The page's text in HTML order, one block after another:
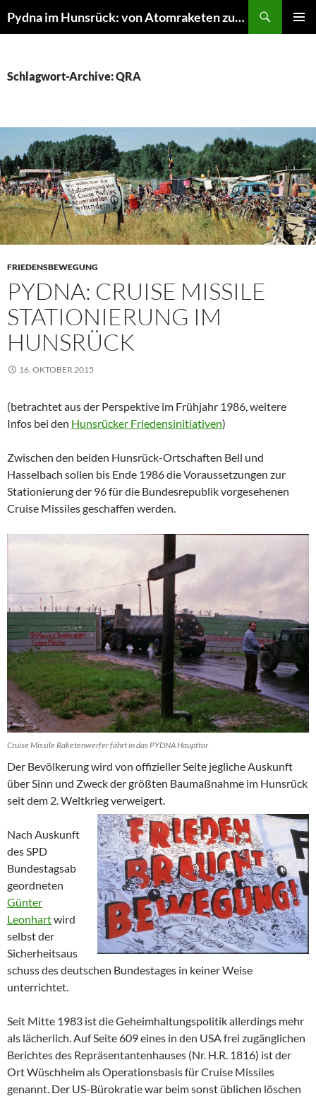
Pydna im Hunsrück: von Atomraketen zur NATURE ONE
Schlagwort-Archive: QRA
FRIEDENSBEWEGUNG
PYDNA: CRUISE MISSILE
STATIONIERUNG IM
HUNSRÜCK
16. OKTOBER 2015
(betrachtet aus der Perspektive im Frühjahr 1986, weitere
Infos bei den Hunsrücker Friedensinitiativen)
Zwischen den beiden Hunsrück-Ortschaften Bell und
Hasselbach sollen bis Ende 1986 die Voraussetzungen zur
Stationierung der 96 für die Bundesrepublik vorgesehenen
Cruise Missiles geschaffen werden.
Cruise Missile Raketenwerfer fährt in das PYDNA Haupttor
Der Bevölkerung wird von offizieller Seite jegliche Auskunft
über Sinn und Zweck der größten Baumaßnahme im Hunsrück
seit dem 2. Weltkrieg verweigert.
Nach Auskunft
des SPD
Bundestagsab
geordneten
Günter
Leonhartwird
selbst der
Sicherheitsaus
schuss des deutschen Bundestages in keiner Weise
unterrichtet.
Seit Mitte 1983 ist die Geheimhaltungspolitik allerdings mehr
als lächerlich. Auf Seite 609 eines in den USA frei zugänglichen
Berichtes des Repräsentantenhauses (Nr. H.R. 1816) ist der
Ort Wüschheim als Operationsbasis für Cruise Missiles
genannt. Der US-Bürokratie war beim sonst üblichen löschen